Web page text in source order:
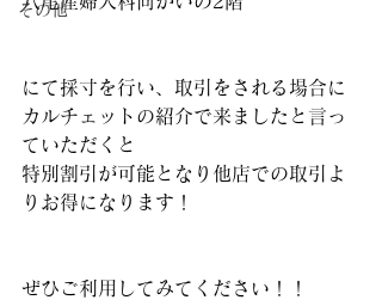
その他
にて採寸を行い、取引をされる場合に
カルチェットの紹介で来ましたと言っ
ていただくと
特別割引が可能となり他店での取引よ
りお得になります！
ぜひご利用してみてください！！